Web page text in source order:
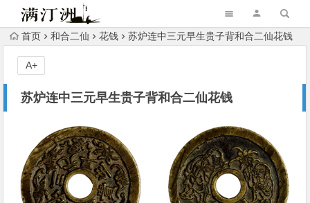
首页 和合二仙 花钱 苏炉连中三元早生贵子背和合二仙花钱
苏炉连中三元早生贵子背和合二仙花钱
A+